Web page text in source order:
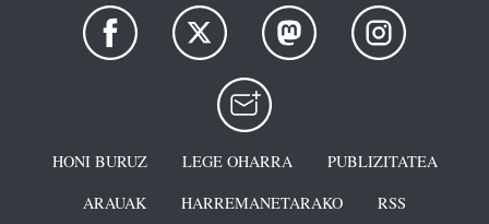
HONI BURUZ LEGE OHARRA
PUBLIZITATEA
ARAUAK
HARREMANETARAKO RSS